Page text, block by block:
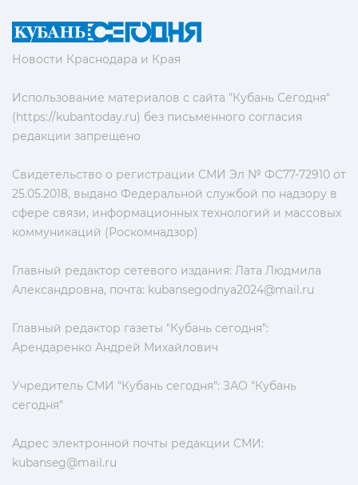
Новости Краснодара и Края
Использование материалов с сайта "Кубань Сегодня"
(https://kubantoday.ru) без письменного согласия
редакции запрещено
Свидетельство о регистрации СМИ Эл № ФС77-72910 от
25.05.2018, выдано Федеральной службой по надзору в
сфере связи, информационных технологий и массовых
коммуникаций (Роскомнадзор)
Главный редактор сетевого издания: Лата Людмила
Александровна, почта: kubansegodnya2024@mail.ru
Главный редактор газеты "Кубань сегодня":
Арендаренко Андрей Михайлович
Учредитель СМИ "Кубань сегодня": ЗАО "Кубань
сегодня"
Адрес электронной почты редакции СМИ:
kubanseg@mail.ru